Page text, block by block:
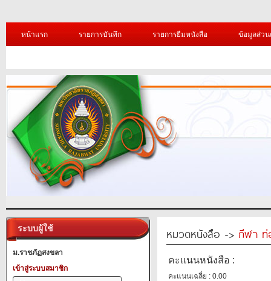
หน้าแรก รายการบันทึก รายการยืมหนังสือ ข้อมูลส่ว
ระบบผู้ใช้
ม.ราชภัฏสงขลา
เข้าสู่ระบบสมาชิก
หมวดหนังสือ -> กีฬา ท่
คะแนนหนังสือ :
คะแนนเฉลี่ย : 0.00